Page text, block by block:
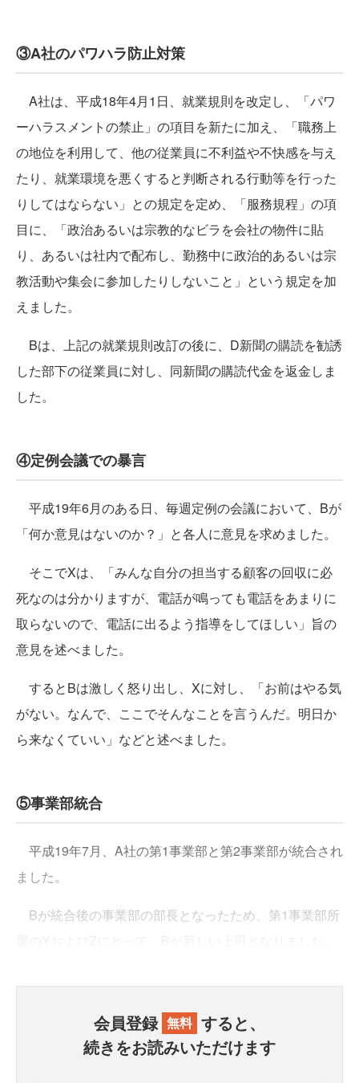
③A社のパワハラ防止対策
A社は、平成18年4月1日、就業規則を改定し、「パワ
ーハラスメントの禁止」の項目を新たに加え、「職務上
の地位を利用して、他の従業員に不利益や不快感を与え
たり、就業環境を悪くすると判断される行動等を行った
りしてはならない」との規定を定め、「服務規程」の項
目に、「政治あるいは宗教的なビラを会社の物件に貼
り、あるいは社内で配布し、勤務中に政治的あるいは宗
教活動や集会に参加したりしないこと」という規定を加
えました。
Bは、上記の就業規則改訂の後に、D新聞の購読を勧誘
した部下の従業員に対し、同新聞の購読代金を返金しま
した。
④定例会議での暴言
平成19年6月のある日、毎週定例の会議において、Bが
「何か意見はないのか？」と各人に意見を求めました。
そこでXは、「みんな自分の担当する顧客の回収に必
死なのは分かりますが、電話が鳴っても電話をあまりに
取らないので、電話に出るよう指導をしてほしい」旨の
意見を述べました。
するとBは激しく怒り出し、Xに対し、「お前はやる気
がない。なんで、ここでそんなことを言うんだ。明日か
ら来なくていい」などと述べました。
⑤事業部統合
平成19年7月、A社の第1事業部と第2事業部が統合され
ました。
Bが統合後の事業部の部長となったため、第1事業部所
会員登録 無料 すると、
続きをお読みいただけます